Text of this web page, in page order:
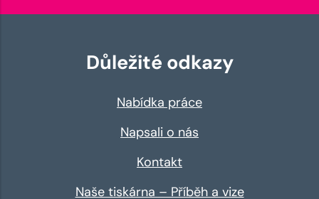
Důležité odkazy
Nabídka práce
Napsali o nás
Kontakt
Naše tiskárna – Příběh a vize